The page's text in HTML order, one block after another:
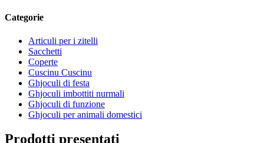
Categorie
Articuli per i zitelli
Sacchetti
Coperte
Cuscinu Cuscinu
Ghjoculi di festa
Ghjoculi imbottiti nurmali
Ghjoculi di funzione
Ghjoculi per animali domestici
Prodotti presentati